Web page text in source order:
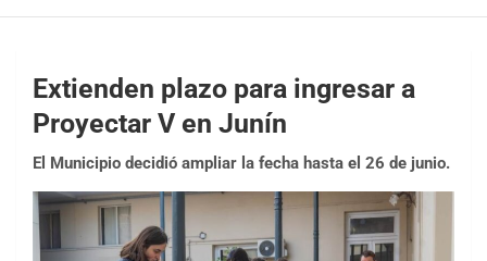
Extienden plazo para ingresar a
Proyectar V en Junín
El Municipio decidió ampliar la fecha hasta el 26 de junio.